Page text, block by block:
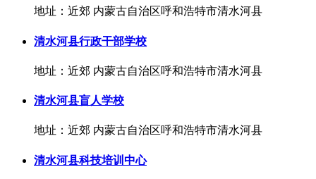
地址：近郊 内蒙古自治区呼和浩特市清水河县
清水河县行政干部学校
地址：近郊 内蒙古自治区呼和浩特市清水河县
清水河县盲人学校
地址：近郊 内蒙古自治区呼和浩特市清水河县
清水河县科技培训中心